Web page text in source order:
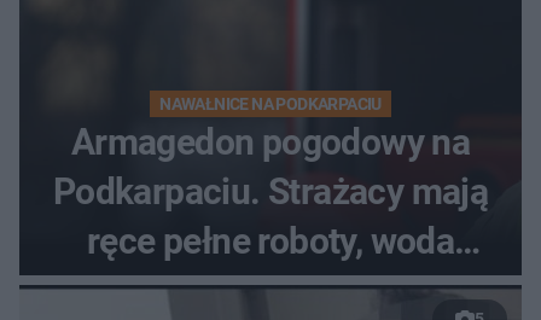
NAWAŁNICE NA PODKARPACIU
Armagedon pogodowy na
Podkarpaciu. Strażacy mają
ręce pełne roboty, woda
zalewa posesje i budynki